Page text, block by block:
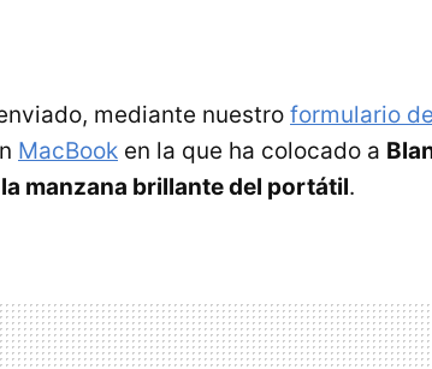
mediante nuestro formulario
MacBook en la que ha colocado a
manzana brillante del portátil.